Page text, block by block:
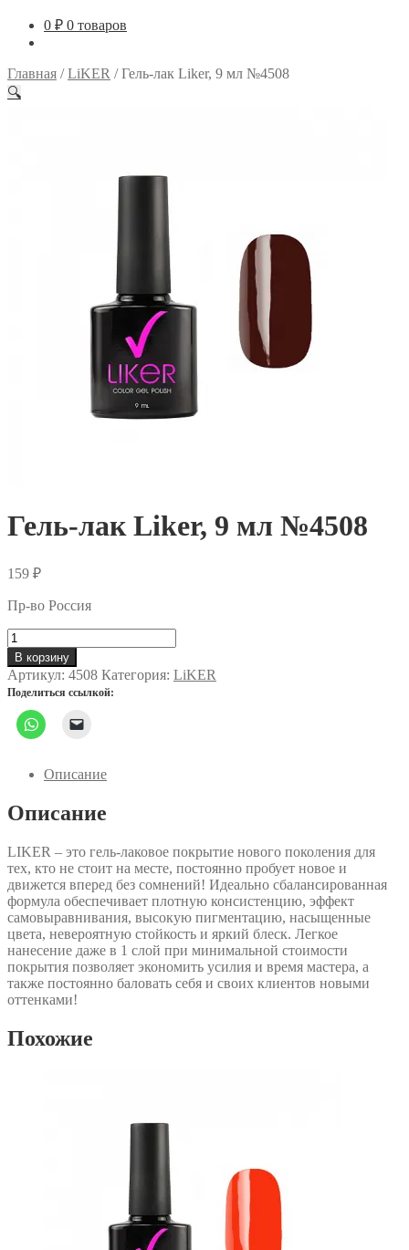
0 ₽ 0 товаров
Главная /LiKER /Гель-лак Liker, 9 мл №4508
🔍
Гель-лак Liker, 9 мл №4508
159 ₽
Пр-во Россия
Количество
товара
Гель-
лак
Liker,
мл
В корзину
Артикул: 4508 Категория: LiKER
Поделиться ссылкой:
Описание
Описание
LIKER – это гель-лаковое покрытие нового поколения для
тех, кто не стоит на месте, постоянно пробует новое и
движется вперед без сомнений! Идеально сбалансированная
формула обеспечивает плотную консистенцию, эффект
самовыравнивания, высокую пигментацию, насыщенные
цвета, невероятную стойкость и яркий блеск. Легкое
нанесение даже в 1 слой при минимальной стоимости
покрытия позволяет экономить усилия и время мастера, а
также постоянно баловать себя и своих клиентов новыми
оттенками!
Похожие